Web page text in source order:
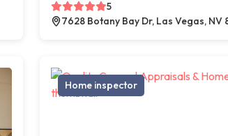
5
7628 Botany Bay Dr, Las Vegas, NV
Home inspector